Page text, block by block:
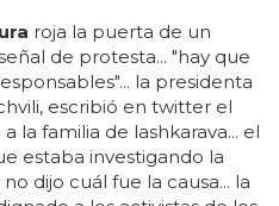
roja la puerta de un
de protesta... "hay que
la presidenta
escribió en twitter el
la familia de lashkarava... el
estaba investigando la
dijo cuál fue la causa... la